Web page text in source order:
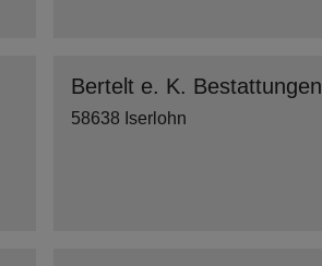
Bertelt e. K. Bestattungen
58638 Iserlohn